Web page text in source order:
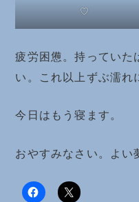
♡
疲労困憊。持っていた
い。これ以上ずぶ濡れ
今日はもう寝ます。
おやすみなさい。よい